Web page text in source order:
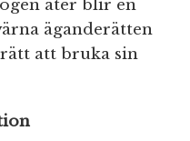
åter blir en
äganderätten
rätt att bruka sin